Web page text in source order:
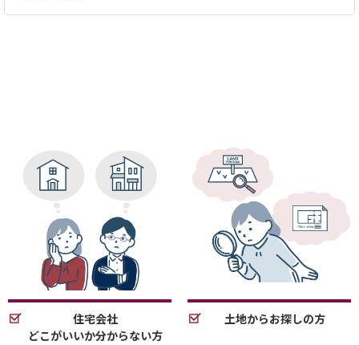
住宅会社
どこがいいか分からない方
土地からお探しの方